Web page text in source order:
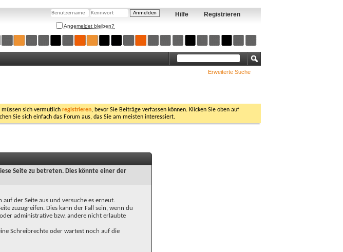
Registrieren
Hilfe
Angemeldet bleiben?
Erweiterte Suche
müssen sich vermutlich registrieren, bevor Sie Beiträge verfassen können. Klicken Sie oben auf
Sie sich einfach das Forum aus, das Sie am meisten interessiert.
Seite zu betreten. Dies könnte einer der
der Seite aus und versuche es erneut.
zuzugreifen. Dies kann der Fall sein, wenn du
administrative bzw. andere nicht erlaubte
Schreibrechte oder wartest noch auf die